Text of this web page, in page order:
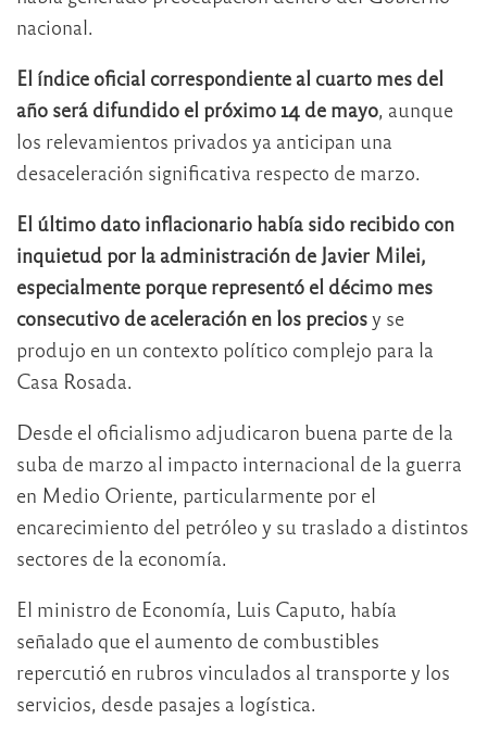
nacional.
El índice oficial correspondiente al cuarto mes del
año será difundido el próximo 14 de mayo, aunque
los relevamientos privados ya anticipan una
desaceleración significativa respecto de marzo.
El último dato inflacionario había sido recibido con
inquietud por la administración de Javier Milei,
especialmente porque representó el décimo mes
consecutivo de aceleración en los preciosy se
produjo en un contexto político complejo para la
Casa Rosada.
Desde el oficialismo adjudicaron buena parte de la
suba de marzo al impacto internacional de la guerra
en Medio Oriente, particularmente por el
encarecimiento del petróleo y su traslado a distintos
sectores de la economía.
El ministro de Economía, Luis Caputo, había
señalado que el aumento de combustibles
repercutió en rubros vinculados al transporte y los
servicios, desde pasajes a logística.